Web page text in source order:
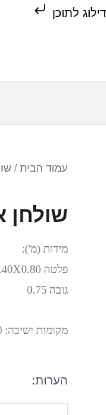
דילוג לתוכן
עמוד הבית /
שולחן
מידות (מ'):
פלטה 2.40X0.80
גובה 0.75
מקומות ישיבה: 10
הערות: